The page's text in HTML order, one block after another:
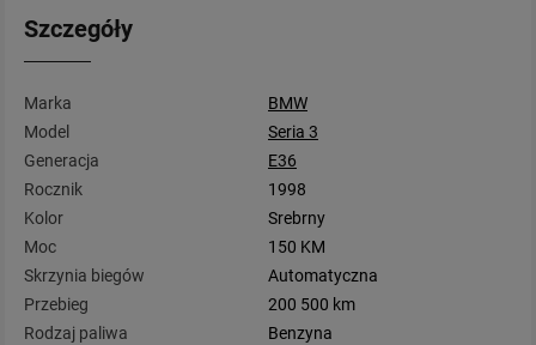
Szczegóły
Marka
BMW
Model
Seria 3
Generacja
E36
Rocznik
1998
Kolor
Srebrny
Moc
150 KM
Skrzynia biegów
Automatyczna
Przebieg
200 500 km
Rodzaj paliwa
Benzyna